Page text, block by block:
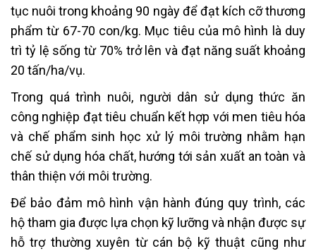
tục nuôi trong khoảng 90 ngày để đạt kích cỡ thương
phẩm từ 67-70 con/kg. Mục tiêu của mô hình là duy
trì tỷ lệ sống từ 70% trở lên và đạt năng suất khoảng
20 tấn/ha/vụ.
Trong quá trình nuôi, người dân sử dụng thức ăn
công nghiệp đạt tiêu chuẩn kết hợp với men tiêu hóa
và chế phẩm sinh học xử lý môi trường nhằm hạn
chế sử dụng hóa chất, hướng tới sản xuất an toàn và
thân thiện với môi trường.
Để bảo đảm mô hình vận hành đúng quy trình, các
hộ tham gia được lựa chọn kỹ lưỡng và nhận được sự
hỗ trợ thường xuyên từ cán bộ kỹ thuật cũng như